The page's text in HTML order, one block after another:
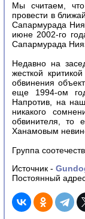
Мы считаем,
провести в
Сапармурада
июне 2002-го
Сапармурада
Недавно на
жесткой
обвинения
еще 1994-ом
Напротив, на
никакого
обвинителя, то
Ханамовым
Группа
Источник -
Постоянный